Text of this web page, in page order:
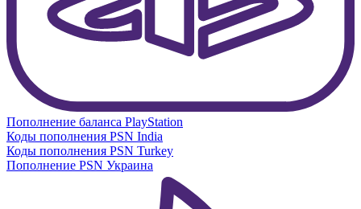
Пополнение баланса PlayStation
Коды пополнения PSN India
Коды пополнения PSN Turkey
Пополнение PSN Украина